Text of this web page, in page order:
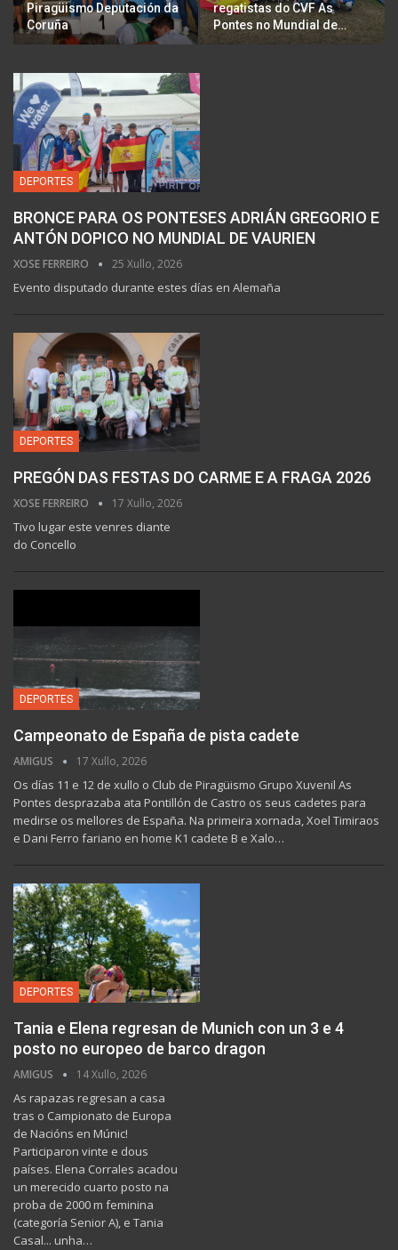
Piragüismo Deputación da
Coruña
regatistas do CVF As
Pontes no Mundial de…
DEPORTES
BRONCE PARA OS PONTESES ADRIÁN GREGORIO E
ANTÓN DOPICO NO MUNDIAL DE VAURIEN
XOSE FERREIRO 25 Xullo, 2026
Evento disputado durante estes días en Alemaña
DEPORTES
PREGÓN DAS FESTAS DO CARME E A FRAGA 2026
XOSE FERREIRO 17 Xullo, 2026
Tivo lugar este venres diante
do Concello
DEPORTES
Campeonato de España de pista cadete
AMIGUS 17 Xullo, 2026
Os días 11 e 12 de xullo o Club de Piragüismo Grupo Xuvenil As
Pontes desprazaba ata Pontillón de Castro os seus cadetes para
medirse os mellores de España. Na primeira xornada, Xoel Timiraos
e Dani Ferro fariano en home K1 cadete B e Xalo…
DEPORTES
Tania e Elena regresan de Munich con un 3 e 4
posto no europeo de barco dragon
AMIGUS 14 Xullo, 2026
As rapazas regresan a casa
tras o Campionato de Europa
de Nacións en Múnic!
Participaron vinte e dous
países. Elena Corrales acadou
un merecido cuarto posto na
proba de 2000 m feminina
(categoría Senior A), e Tania
Casal... unha…